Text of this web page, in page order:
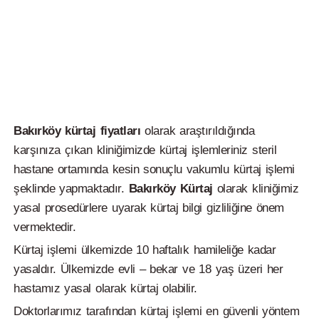
Bakırköy kürtaj fiyatları olarak araştırıldığında
karşınıza çıkan kliniğimizde kürtaj işlemleriniz steril
hastane ortamında kesin sonuçlu vakumlu kürtaj işlemi
şeklinde yapmaktadır. BakırköyKürtaj olarak kliniğimiz
yasal prosedürlere uyarak kürtaj bilgi gizliliğine önem
vermektedir.
Kürtaj işlemi ülkemizde 10 haftalık hamileliğe kadar
yasaldır. Ülkemizde evli – bekar ve 18 yaş üzeri her
hastamız yasal olarak kürtaj olabilir.
Doktorlarımız tarafından kürtaj işlemi en güvenli yöntem